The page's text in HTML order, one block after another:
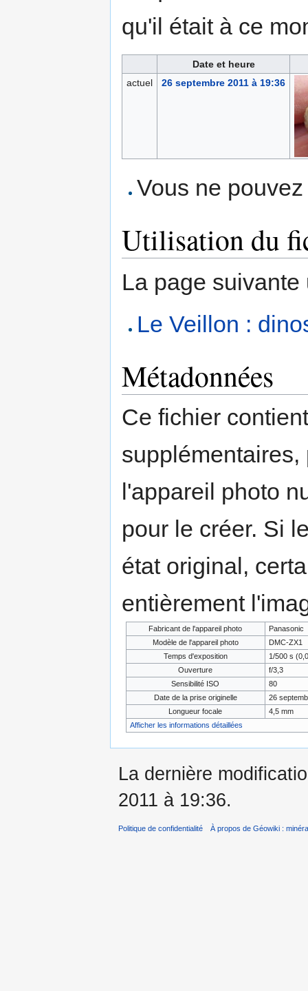
qu'il était à ce
Date et heure
actuel
26 septembre 2011 à 19:36
Vous ne
Utilisation du
La page
Le Veillon :
Métadonnées
Ce fichier
l'appareil photo
pour le créer. Si
état original,
entièrement
Fabricant de l'appareil photo
Panasonic
Modèle de l'appareil photo
DMC-ZX1
Temps d'exposition
1/500 s
Ouverture
f/3,3
Sensibilité ISO
80
Date de la prise originelle
26
Longueur focale
4,5 mm
Afficher les informations détaillées
La dernière
2011 à 19:36.
Politique de confidentialité À propos de Géowiki :